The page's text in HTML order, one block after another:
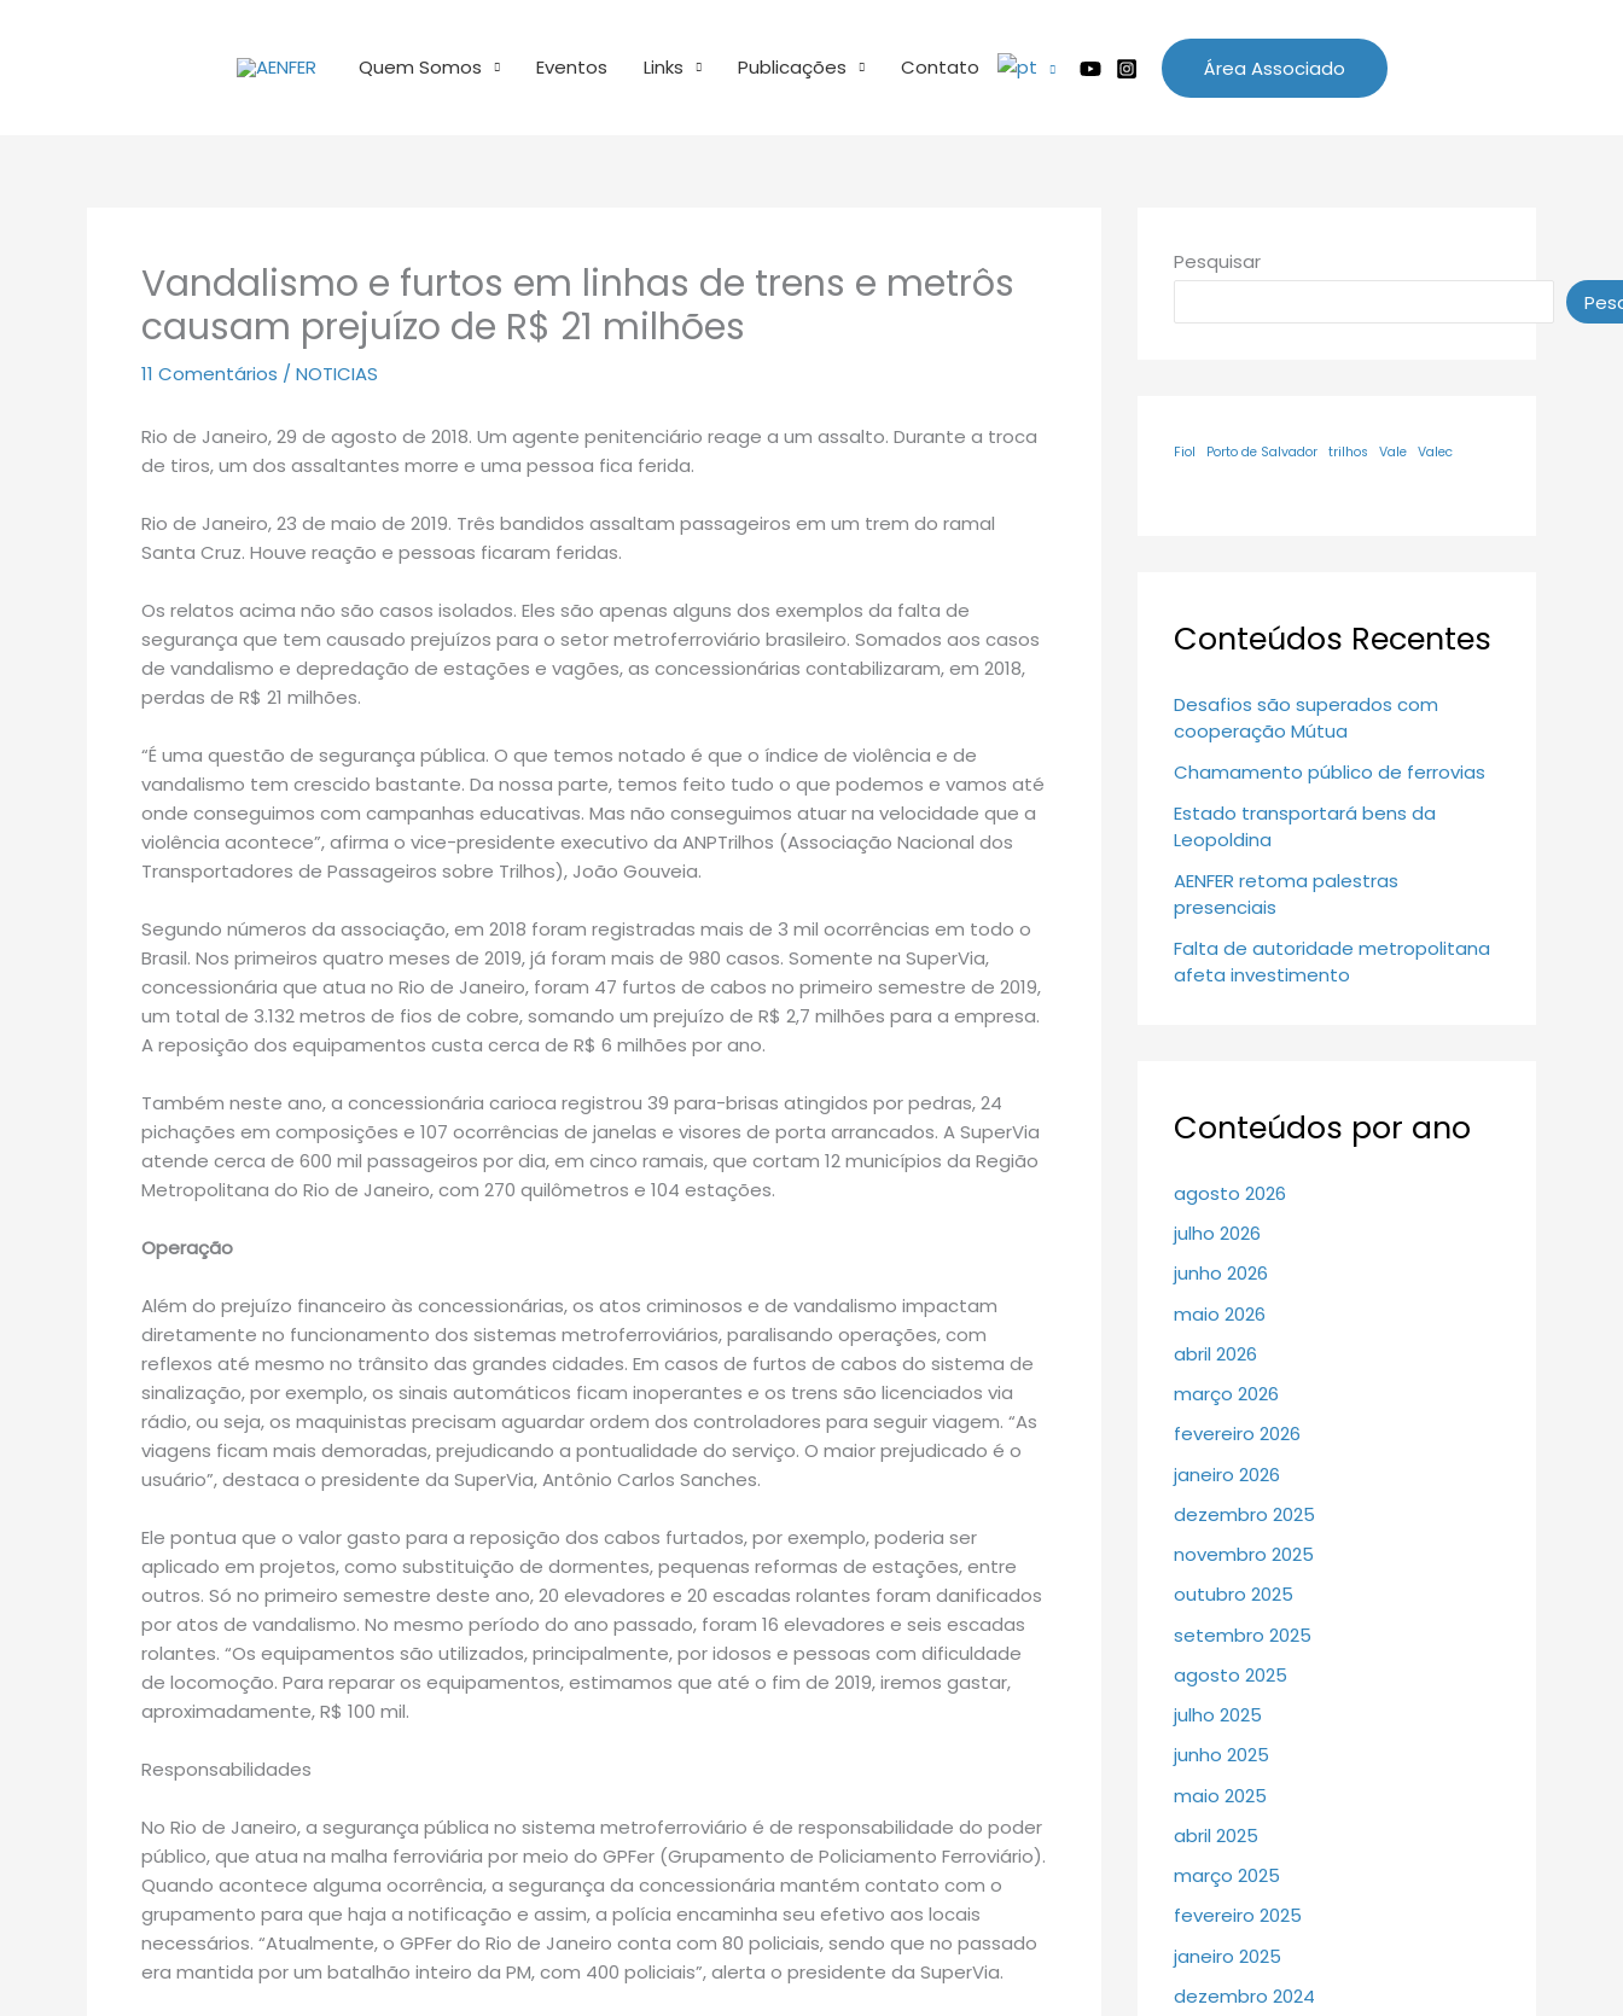
Quem Somos Eventos Links Publicações Contato Área Associado
Vandalismo e furtos em linhas de trens e metrôs
causam prejuízo de R$ 21 milhões
11 Comentários / NOTICIAS
Rio de Janeiro, 29 de agosto de 2018. Um agente penitenciário reage a um assalto. Durante a troca
de tiros, um dos assaltantes morre e uma pessoa fica ferida.
Rio de Janeiro, 23 de maio de 2019. Três bandidos assaltam passageiros em um trem do ramal
Santa Cruz. Houve reação e pessoas ficaram feridas.
Os relatos acima não são casos isolados. Eles são apenas alguns dos exemplos da falta de
segurança que tem causado prejuízos para o setor metroferroviário brasileiro. Somados aos casos
de vandalismo e depredação de estações e vagões, as concessionárias contabilizaram, em 2018,
perdas de R$ 21 milhões.
“É uma questão de segurança pública. O que temos notado é que o índice de violência e de
vandalismo tem crescido bastante. Da nossa parte, temos feito tudo o que podemos e vamos até
onde conseguimos com campanhas educativas. Mas não conseguimos atuar na velocidade que a
violência acontece”, afirma o vice-presidente executivo da ANPTrilhos (Associação Nacional dos
Transportadores de Passageiros sobre Trilhos), João Gouveia.
Segundo números da associação, em 2018 foram registradas mais de 3 mil ocorrências em todo o
Brasil. Nos primeiros quatro meses de 2019, já foram mais de 980 casos. Somente na SuperVia,
concessionária que atua no Rio de Janeiro, foram 47 furtos de cabos no primeiro semestre de 2019,
um total de 3.132 metros de fios de cobre, somando um prejuízo de R$ 2,7 milhões para a empresa.
A reposição dos equipamentos custa cerca de R$ 6 milhões por ano.
Também neste ano, a concessionária carioca registrou 39 para-brisas atingidos por pedras, 24
pichações em composições e 107 ocorrências de janelas e visores de porta arrancados. A SuperVia
atende cerca de 600 mil passageiros por dia, em cinco ramais, que cortam 12 municípios da Região
Metropolitana do Rio de Janeiro, com 270 quilômetros e 104 estações.
Operação
Além do prejuízo financeiro às concessionárias, os atos criminosos e de vandalismo impactam
diretamente no funcionamento dos sistemas metroferroviários, paralisando operações, com
reflexos até mesmo no trânsito das grandes cidades. Em casos de furtos de cabos do sistema de
sinalização, por exemplo, os sinais automáticos ficam inoperantes e os trens são licenciados via
rádio, ou seja, os maquinistas precisam aguardar ordem dos controladores para seguir viagem. “As
viagens ficam mais demoradas, prejudicando a pontualidade do serviço. O maior prejudicado é o
usuário”, destaca o presidente da SuperVia, Antônio Carlos Sanches.
Ele pontua que o valor gasto para a reposição dos cabos furtados, por exemplo, poderia ser
aplicado em projetos, como substituição de dormentes, pequenas reformas de estações, entre
outros. Só no primeiro semestre deste ano, 20 elevadores e 20 escadas rolantes foram danificados
por atos de vandalismo. No mesmo período do ano passado, foram 16 elevadores e seis escadas
rolantes. “Os equipamentos são utilizados, principalmente, por idosos e pessoas com dificuldade
de locomoção. Para reparar os equipamentos, estimamos que até o fim de 2019, iremos gastar,
aproximadamente, R$ 100 mil.
Responsabilidades
No Rio de Janeiro, a segurança pública no sistema metroferroviário é de responsabilidade do poder
público, que atua na malha ferroviária por meio do GPFer (Grupamento de Policiamento Ferroviário).
Quando acontece alguma ocorrência, a segurança da concessionária mantém contato com o
grupamento para que haja a notificação e assim, a polícia encaminha seu efetivo aos locais
necessários. “Atualmente, o GPFer do Rio de Janeiro conta com 80 policiais, sendo que no passado
era mantida por um batalhão inteiro da PM, com 400 policiais”, alerta o presidente da SuperVia.
Pesquisar
Fiol Porto de Salvador trilhos Vale Valec
Conteúdos Recentes
Desafios são superados com
cooperação Mútua
Chamamento público de ferrovias
Estado transportará bens da
Leopoldina
AENFER retoma palestras
presenciais
Falta de autoridade metropolitana
afeta investimento
Conteúdos por ano
agosto 2026
julho 2026
junho 2026
maio 2026
abril 2026
março 2026
fevereiro 2026
janeiro 2026
dezembro 2025
novembro 2025
outubro 2025
setembro 2025
agosto 2025
julho 2025
junho 2025
maio 2025
abril 2025
março 2025
fevereiro 2025
janeiro 2025
dezembro 2024